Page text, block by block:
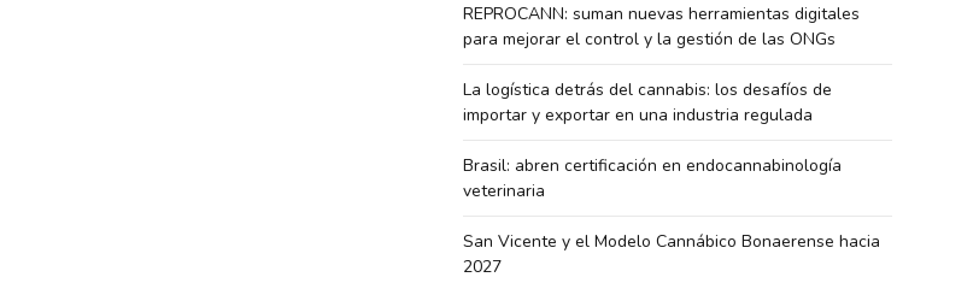
REPROCANN: suman nuevas herramientas digitales
para mejorar el control y la gestión de las ONGs
La logística detrás del cannabis: los desafíos de
importar y exportar en una industria regulada
Brasil: abren certificación en endocannabinología
veterinaria
San Vicente y el Modelo Cannábico Bonaerense hacia
2027